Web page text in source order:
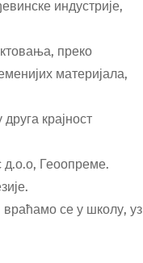
индустрије,
преко
материјала,
крајност
д.о.о, Геоопреме.
враћамо се у школу, уз